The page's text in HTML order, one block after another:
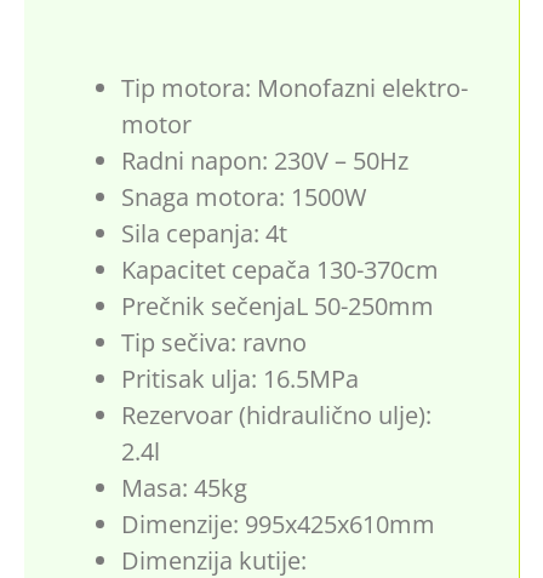
Tip motora: Monofazni elektro-
motor
Radni napon: 230V – 50Hz
Snaga motora: 1500W
Sila cepanja: 4t
Kapacitet cepača 130-370cm
Prečnik sečenjaL 50-250mm
Tip sečiva: ravno
Pritisak ulja: 16.5MPa
Rezervoar (hidraulično ulje):
2.4l
Masa: 45kg
Dimenzije: 995x425x610mm
Dimenzija kutije: